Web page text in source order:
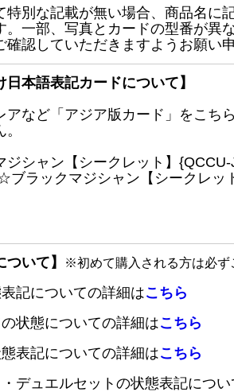
特別な記載が無い場合、商品名に
。一部、写真とカードの型番が異
確認していただきますようお願い
日本語表記カードについて】
アなど「アジア版カード」をこち
ジシャン【シークレット】
ラックマジシャン【シークレッ
ついて】 ※初めて購入される方は必ず
記についての詳細はこちら
状態についての詳細はこちら
表記についての詳細はこちら
デュエルセットの状態表記につ